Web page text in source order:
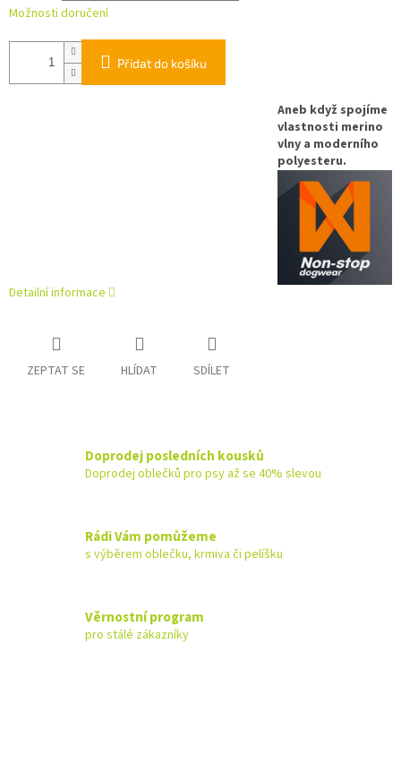
Možnosti doručení
Přidat do košíku
Aneb když spojíme
vlastnosti merino
vlny a moderního
polyesteru.
Detailní informace
ZEPTAT SE HLÍDAT SDÍLET
Doprodej posledních kousků
Doprodej oblečků pro psy až se 40% slevou
Rádi Vám pomůžeme
s výběrem oblečku, krmiva či pelíšku
Věrnostní program
pro stálé zákazníky